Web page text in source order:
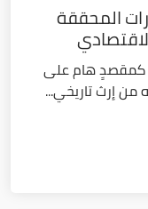
المحققة
كمقصدٍ هام على
من إرث تاريخي...